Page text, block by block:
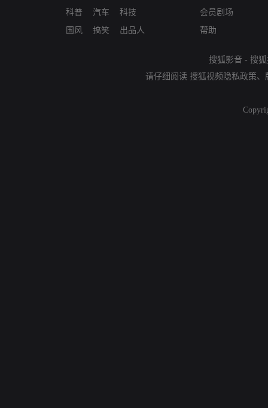
科普
国风
汽车
搞笑
科技
出品人
会员剧场
帮助
搜狐影音 - 搜
请仔细阅读 搜狐视频隐私政策、